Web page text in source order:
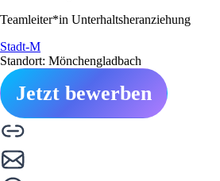
Teamleiter*in Unterhaltsheranziehung
Stadt-M
Standort: Mönchengladbach
Jetzt bewerben